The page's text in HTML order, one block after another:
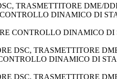
TRASMETTITORE DME/
CONTROLLO DINAMICO DI
CONTROLLO
DSC, TRASMETTITORE
CONTROLLO DINAMICO DI
DSC, TRASMETTITORE